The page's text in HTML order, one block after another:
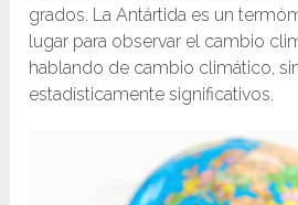
grados. La Antártida es un
lugar para observar el cambio
hablando de cambio climático,
estadísticamente significativos.